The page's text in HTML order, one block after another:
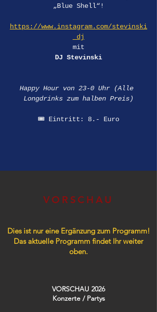
„Blue Shell“!
https://www.instagram.com/stevinski
_dj
mit
DJ Stevinski
Happy Hour von 23-0 Uhr (Alle
Longdrinks zum halben Preis)
🎟️ Eintritt: 8.- Euro
VORSCHAU
Dies ist nur eine Ergänzung zum Programm!
Das aktuelle Programm findet Ihr weiter
oben.
VORSCHAU 2026
Konzerte / Partys​